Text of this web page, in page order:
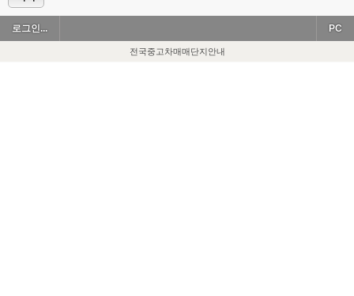
로그인... PC
전국중고차매매단지안내